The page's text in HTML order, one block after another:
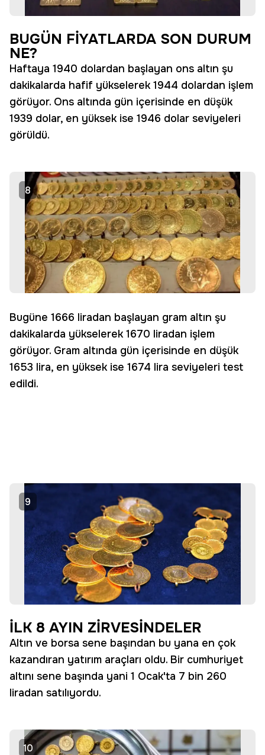
BUGÜN FİYATLARDA SON DURUM
NE?
Haftaya 1940 dolardan başlayan ons altın şu
dakikalarda hafif yükselerek 1944 dolardan işlem
görüyor. Ons altında gün içerisinde en düşük
1939 dolar, en yüksek ise 1946 dolar seviyeleri
görüldü.
8
Bugüne 1666 liradan başlayan gram altın şu
dakikalarda yükselerek 1670 liradan işlem
görüyor. Gram altında gün içerisinde en düşük
1653 lira, en yüksek ise 1674 lira seviyeleri test
edildi.
9
İLK 8 AYIN ZİRVESİNDELER
Altın ve borsa sene başından bu yana en çok
kazandıran yatırım araçları oldu. Bir cumhuriyet
altını sene başında yani 1 Ocak'ta 7 bin 260
liradan satılıyordu.
10